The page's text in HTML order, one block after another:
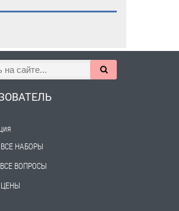
ВСЕ НАБОРЫ
ВСЕ ВОПРОСЫ
ЦЕНЫ